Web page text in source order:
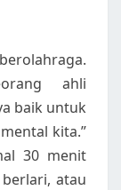
ahli
baik untuk
kita.”
30 menit
atau